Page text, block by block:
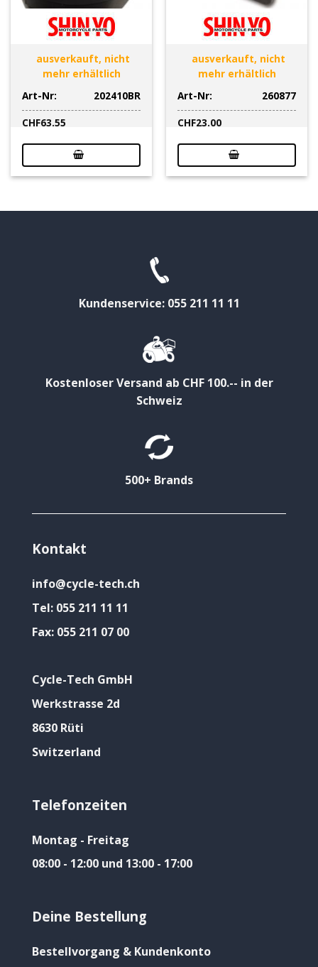
ausverkauft, nicht
mehr erhältlich
Art-Nr:
202410BR
CHF63.55
ausverkauft, nicht
mehr erhältlich
Art-Nr:
260877
CHF23.00
Kundenservice: 055 211 11 11
Kostenloser Versand ab CHF 100.-- in der
Schweiz
500+ Brands
Kontakt
info@cycle-tech.ch
Tel: 055 211 11 11
Fax: 055 211 07 00
Cycle-Tech GmbH
Werkstrasse 2d
8630 Rüti
Switzerland
Telefonzeiten
Montag - Freitag
08:00 - 12:00 und 13:00 - 17:00
Deine Bestellung
Bestellvorgang & Kundenkonto